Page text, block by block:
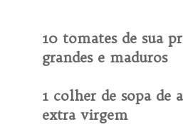
10 tomates de sua
grandes e maduros
1 colher de sopa de
extra virgem